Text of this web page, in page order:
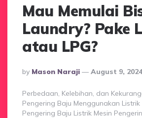
Mau Memulai
Laundry? Pake
atau LPG?
Posted
By
By Mason Naraji August 9, 2024
Perbedaan, Kelebihan, dan
Pengering Baju Menggunakan Listrik
Pengering Baju Listrik Mesin